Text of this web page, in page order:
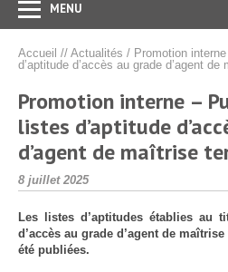
MENU
CDG 68
Concours/Examens
Emploi
Carrières/RH
Santé Sécurité au Travail
Documentation
Accueil // Actualités / Promotion
d’aptitude d’accès au grade d’agent de
Promotion interne –
listes d’aptitude
d’agent de maîtrise
Publié
le
8 juillet 2025
Les listes d’aptitudes établies au
d’accès au grade d’agent de
été publiées.